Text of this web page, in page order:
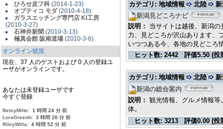
ひろせ皮フ科 (2014-1-23)
オプティコ モダ(2010-4-18)
ガラスエッチング専門店 KI工房
(2010-3-27)
石神井新聞 (2010-3-13)
極真会館 阪南道場 (2010-3-6)
オンライン状況
現在、37 人のゲストおよび 0 人の登録ユ
ーザがオンラインです。
あなたは未登録ユーザです
今すぐ登録
BetsyMilte: 1 時間 24 分 前
LoraGreenh: 3 時間 26 分 前
RileyWilla: 4 時間 52 分 前
カテゴリ: 地域情報 北陸
新潟見どころナビ
説明：
当サイトは越後、新潟
力、見どころが沢山あります、
いつつある今、各地の見どころ
ヒット数: 2442 評価5.50 (投
カテゴリ: 地域情報 北陸
新潟の総合案内
説明： 観光情報、グルメ情報
体。
ヒット数: 3213 評価0.00 (投